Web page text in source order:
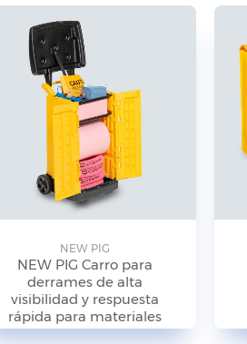
NEW PIG
NEW PIG Carro para
derrames de alta
visibilidad y respuesta
rápida para materiales
peligrosos